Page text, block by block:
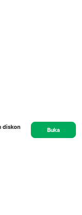
diskon
Buka